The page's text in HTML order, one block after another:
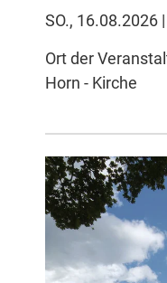
SO., 16.08.2026
Ort der
Horn - Kirche